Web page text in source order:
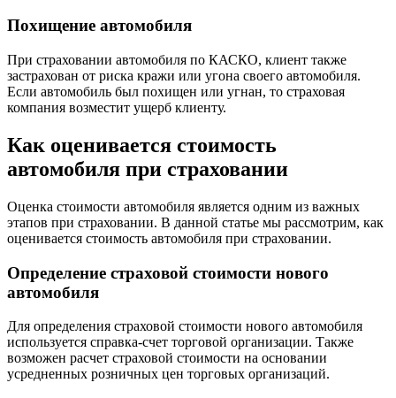
Похищение автомобиля
При страховании автомобиля по КАСКО, клиент также
застрахован от риска кражи или угона своего автомобиля.
Если автомобиль был похищен или угнан, то страховая
компания возместит ущерб клиенту.
Как оценивается стоимость
автомобиля при страховании
Оценка стоимости автомобиля является одним из важных
этапов при страховании. В данной статье мы рассмотрим, как
оценивается стоимость автомобиля при страховании.
Определение страховой стоимости нового
автомобиля
Для определения страховой стоимости нового автомобиля
используется справка-счет торговой организации. Также
возможен расчет страховой стоимости на основании
усредненных розничных цен торговых организаций.